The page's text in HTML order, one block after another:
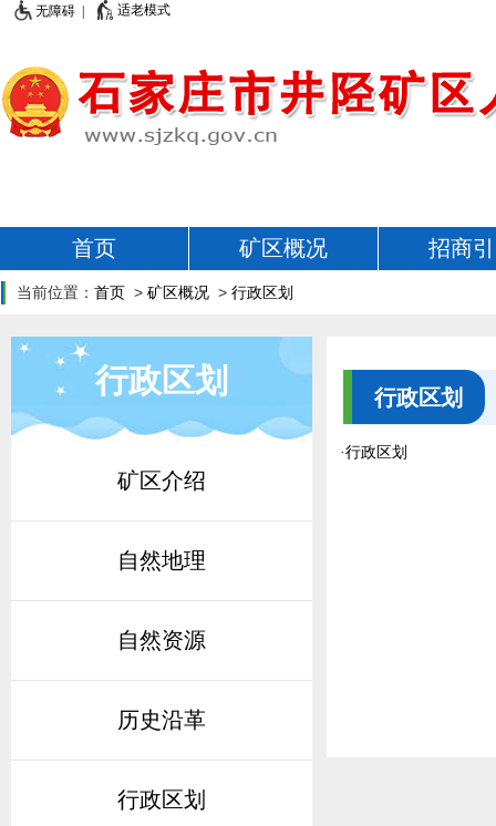
无障碍 | 适老模式
首页 矿区概况 招商
当前位置： 首页 > 矿区概况 > 行政区划
行政区划
矿区介绍
自然地理
自然资源
历史沿革
行政区划
行政区划
·行政区划